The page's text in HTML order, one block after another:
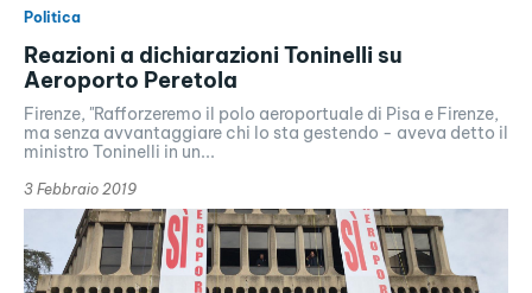
Politica
Reazioni a dichiarazioni Toninelli su
Aeroporto Peretola
Firenze, "Rafforzeremo il polo aeroportuale di Pisa e Firenze,
ma senza avvantaggiare chi lo sta gestendo - aveva detto il
ministro Toninelli in un...
3 Febbraio 2019